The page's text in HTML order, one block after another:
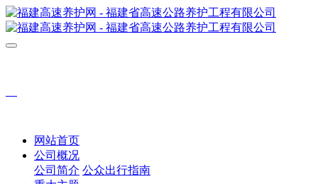
网站首页
公司概况
公司简介 公众出行指南